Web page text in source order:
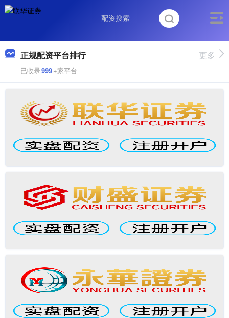
正规配资平台排行
已收录999+家平台
更多